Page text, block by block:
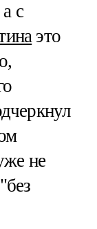
с
это
не